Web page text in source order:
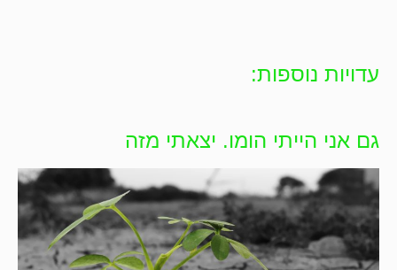
עדויות נוספות:
גם אני הייתי הומו. יצאתי מזה